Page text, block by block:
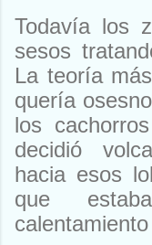
Todavía los
sesos
La teoría
quería
los
decidió
hacia esos
que